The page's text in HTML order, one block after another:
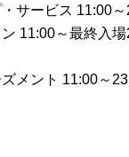
サービス 11:00
11:00～最終入
メント 11:00～